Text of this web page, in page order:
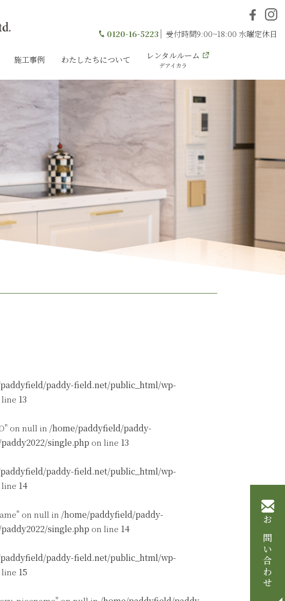
0120-16-5223 受付時間9:00~18:00 水曜定休日
施工事例 わたしたちについて レンタルルーム
デアイカラ
お問い合わせ
paddy-field.net/public_html/wp-
13
on null in /home/paddyfield/paddy-
single.php on line 13
paddy-field.net/public_html/wp-
14
on null in /home/paddyfield/paddy-
single.php on line 14
paddy-field.net/public_html/wp-
15